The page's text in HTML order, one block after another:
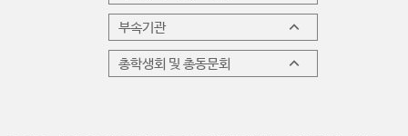
부속기관
총학생회 및 총동문회